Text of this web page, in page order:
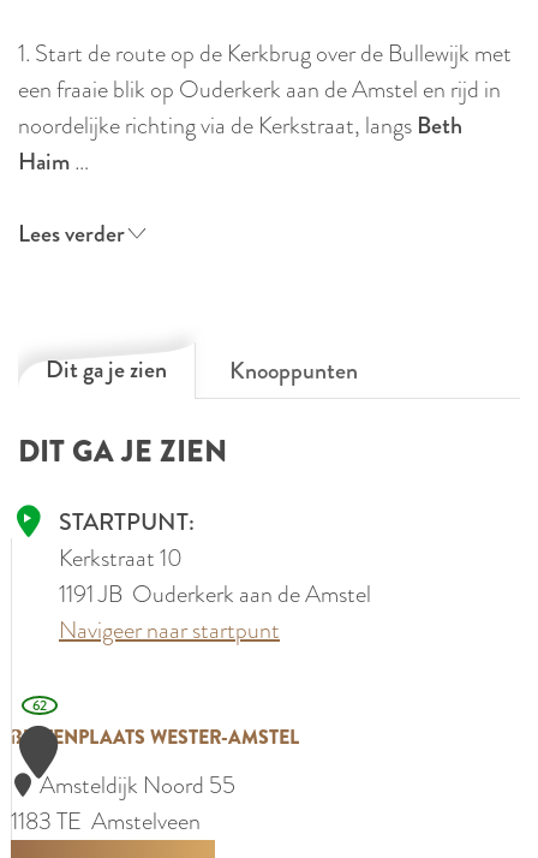
1. Start de route op de Kerkbrug over de Bullewijk met
een fraaie blik op Ouderkerk aan de Amstel en rijd in
noordelijke richting via de Kerkstraat, langs Beth
Haim…
Lees verder
Dit ga je zien Knooppunten
DIT GA JE ZIEN
STARTPUNT:
Kerkstraat 10
1191 JB Ouderkerk aan de Amstel
Navigeer naar startpunt
62
1
BUITENPLAATS WESTER-AMSTEL
Amsteldijk Noord 55
1183 TE Amstelveen
B
u
i
t